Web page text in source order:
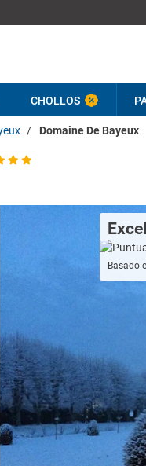
CHOLLOS
/ Domaine De Bayeux
Basado